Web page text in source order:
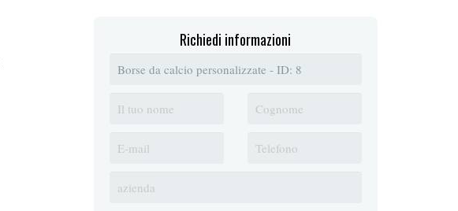
Richiedi informazioni